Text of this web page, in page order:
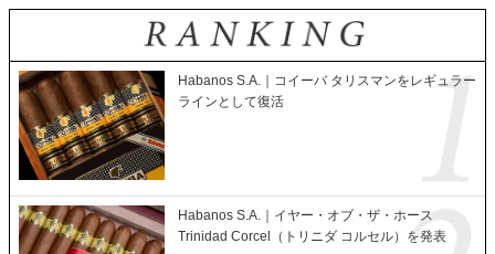
Habanos S.A.｜コイーバ タリスマンをレギュラー
ラインとして復活
Habanos S.A.｜イヤー・オブ・ザ・ホース
Trinidad Corcel（トリニダ コルセル）を発表